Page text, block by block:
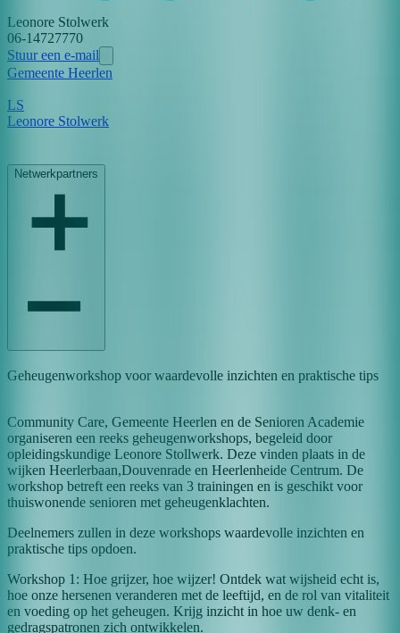
Leonore Stolwerk
06-14727770
Stuur een e-mail
Gemeente Heerlen
LS
Leonore Stolwerk
Netwerkpartners
Geheugenworkshop voor waardevolle inzichten en praktische tips
Community Care, Gemeente Heerlen en de Senioren Academie
organiseren een reeks geheugenworkshops, begeleid door
opleidingskundige Leonore Stollwerk. Deze vinden plaats in de
wijken Heerlerbaan,Douvenrade en Heerlenheide Centrum. De
workshop betreft een reeks van 3 trainingen en is geschikt voor
thuiswonende senioren met geheugenklachten.
Deelnemers zullen in deze workshops waardevolle inzichten en
praktische tips opdoen.
Workshop 1: Hoe grijzer, hoe wijzer! Ontdek wat wijsheid echt is,
hoe onze hersenen veranderen met de leeftijd, en de rol van vitaliteit
en voeding op het geheugen. Krijg inzicht in hoe uw denk- en
gedragspatronen zich ontwikkelen.